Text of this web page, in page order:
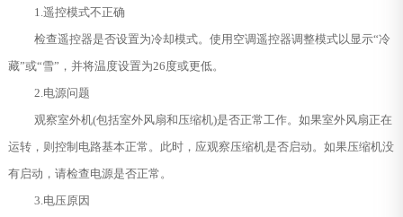
1.遥控模式不正确
检查遥控器是否设置为冷却模式。使用空调遥控器调整模式以显示“冷
藏”或“雪”，并将温度设置为26度或更低。
2.电源问题
观察室外机(包括室外风扇和压缩机)是否正常工作。如果室外风扇正在
运转，则控制电路基本正常。此时，应观察压缩机是否启动。如果压缩机没
有启动，请检查电源是否正常。
3.电压原因